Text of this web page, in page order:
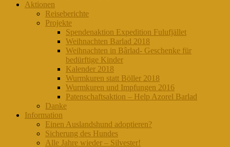
Aktionen
Reiseberichte
Projekte
Spendenaktion Expedition Fulufjället
Weihnachten Barlad 2018
Weihnachten in Bârlad- Geschenke für
bedürftige Kinder
Kalender 2018
Wurmkuren statt Böller 2018
Wurmkuren und Impfungen 2016
Patenschaftsaktion – Help Azorel Barlad
Danke
Information
Einen Auslandshund adoptieren?
Sicherung des Hundes
Alle Jahre wieder – Silvester!